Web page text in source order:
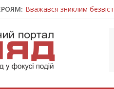
Вважався зниклим
Тернопільщина втратила
Захисник з
Тернопільщина втратила